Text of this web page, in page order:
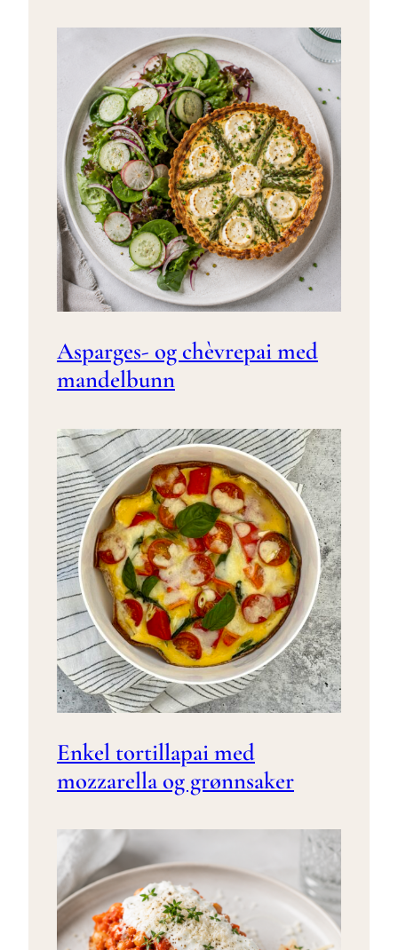
Asparges- og chèvrepai med
mandelbunn
Enkel tortillapai med
mozzarella og grønnsaker